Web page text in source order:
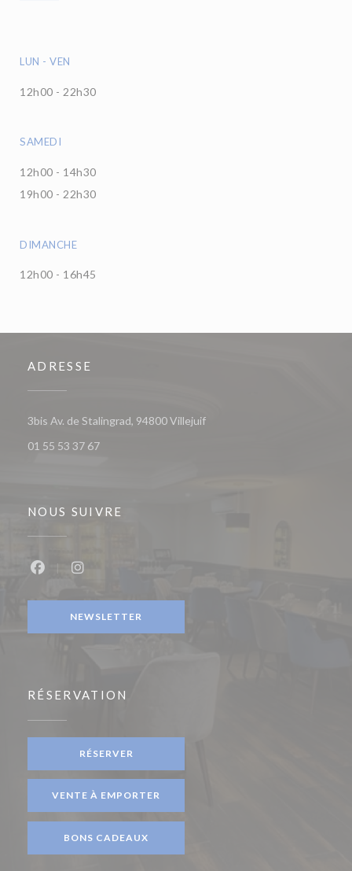
LUN - VEN
12h00 - 22h30
SAMEDI
12h00 - 14h30
19h00 - 22h30
DIMANCHE
12h00 - 16h45
ADRESSE
3bis Av. de Stalingrad, 94800 Villejuif((ouvre une nouvelle fenêtre))
01 55 53 37 67
NOUS SUIVRE
NEWSLETTER
RÉSERVATION
RÉSERVER
VENTE À EMPORTER
BONS CADEAUX